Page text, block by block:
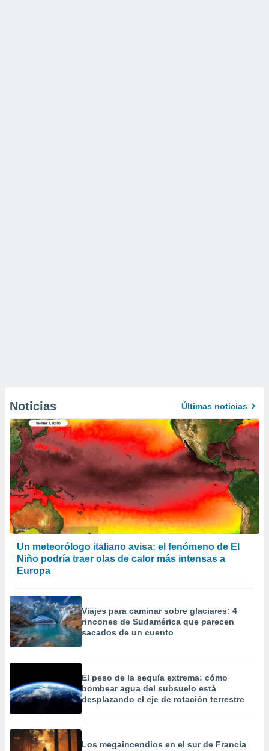
Noticias Últimas noticias
Un meteorólogo italiano avisa: el fenómeno de El
Niño podría traer olas de calor más intensas a
Europa
Viajes para caminar sobre glaciares: 4
rincones de Sudamérica que parecen
sacados de un cuento
El peso de la sequía extrema: cómo
bombear agua del subsuelo está
desplazando el eje de rotación terrestre
Los megaincendios en el sur de Francia